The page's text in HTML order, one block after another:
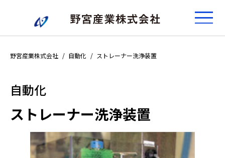
野宮産業株式会社 自動化 ストレーナー洗浄装置
自動化
ストレーナー洗浄装置